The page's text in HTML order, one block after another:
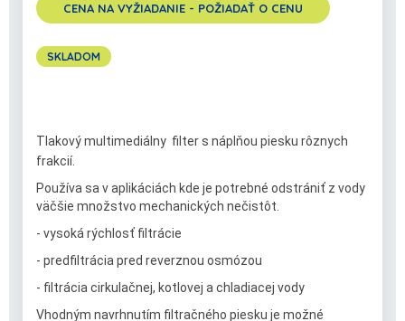
CENA NA VYŽIADANIE - POŽIADAŤ O CENU
SKLADOM
Tlakový multimediálny filter s náplňou piesku rôznych
frakcií.
Používa sa v aplikáciách kde je potrebné odstrániť z vody
väčšie množstvo mechanických nečistôt.
- vysoká rýchlosť filtrácie
- predfiltrácia pred reverznou osmózou
- filtrácia cirkulačnej, kotlovej a chladiacej vody
Vhodným navrhnutím filtračného piesku je možné